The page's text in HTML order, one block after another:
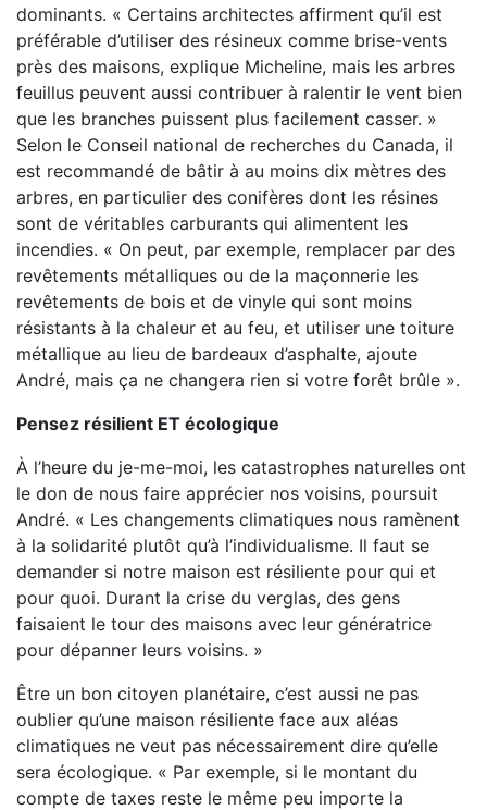
dominants. « Certains architectes affirment qu’il est
préférable d’utiliser des résineux comme brise-vents
près des maisons, explique Micheline, mais les arbres
feuillus peuvent aussi contribuer à ralentir le vent bien
que les branches puissent plus facilement casser. »
Selon le Conseil national de recherches du Canada, il
est recommandé de bâtir à au moins dix mètres des
arbres, en particulier des conifères dont les résines
sont de véritables carburants qui alimentent les
incendies. « On peut, par exemple, remplacer par des
revêtements métalliques ou de la maçonnerie les
revêtements de bois et de vinyle qui sont moins
résistants à la chaleur et au feu, et utiliser une toiture
métallique au lieu de bardeaux d’asphalte, ajoute
André, mais ça ne changera rien si votre forêt brûle ».
Pensez résilient ET écologique
À l’heure du je-me-moi, les catastrophes naturelles ont
le don de nous faire apprécier nos voisins, poursuit
André. « Les changements climatiques nous ramènent
à la solidarité plutôt qu’à l’individualisme. Il faut se
demander si notre maison est résiliente pour qui et
pour quoi. Durant la crise du verglas, des gens
faisaient le tour des maisons avec leur génératrice
pour dépanner leurs voisins. »
Être un bon citoyen planétaire, c’est aussi ne pas
oublier qu’une maison résiliente face aux aléas
climatiques ne veut pas nécessairement dire qu’elle
sera écologique. « Par exemple, si le montant du
compte de taxes reste le même peu importe la